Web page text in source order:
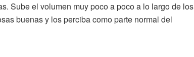
Sube el volumen muy poco a poco a lo largo de los
buenas y los perciba como parte normal del